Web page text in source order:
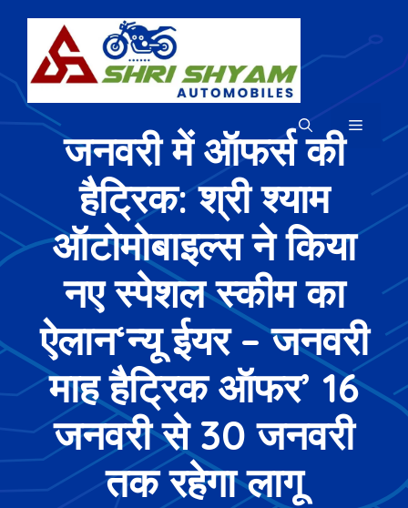
content
MENU
जनवरी में ऑफर्स की
हैट्रिक: श्री श्याम
ऑटोमोबाइल्स ने किया
नए स्पेशल स्कीम का
ऐलान‘न्यू ईयर – जनवरी
माह हैट्रिक ऑफर’ 16
जनवरी से 30 जनवरी
तक रहेगा लागू